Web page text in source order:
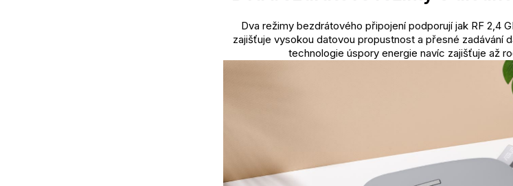
Dva režimy bezdrátového připojení podporují jak RF 2,4
zajišťuje vysokou datovou propustnost a přesné zadávání
technologie úspory energie navíc zajišťuje až